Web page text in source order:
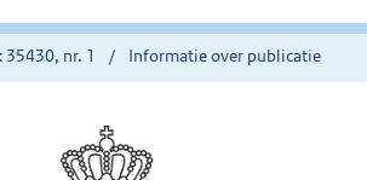
35430, nr. 1 Informatie over publicatie